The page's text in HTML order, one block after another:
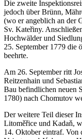
Die zweite
jedoch über Brünn,
(wo er angeblich an der
Sv. Kateřiny.
Hochwälder und
25. September 1779 die
beehrte.
Am 26. September ritt
Reitzenhain und
Bau befindlichen neuen
1780) nach Chomutov
Der weitere Teil dieser
Litoměřice und Kadaň,
14. Oktober eintraf. Von